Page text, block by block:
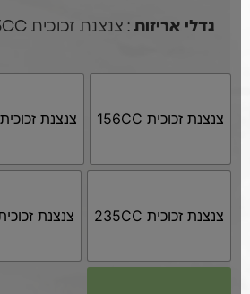
גדלי אריזות : צנצנת זכוכית 435CC
צנצנת זכוכית 156CC צנצנת זכוכית 212CC
צנצנת זכוכית 235CC צנצנת זכוכית 350CC